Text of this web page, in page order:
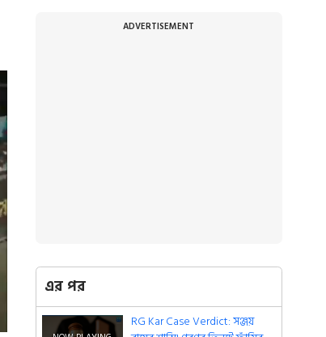
ADVERTISEMENT
এর পর
RG Kar Case Verdict: সঞ্জয়